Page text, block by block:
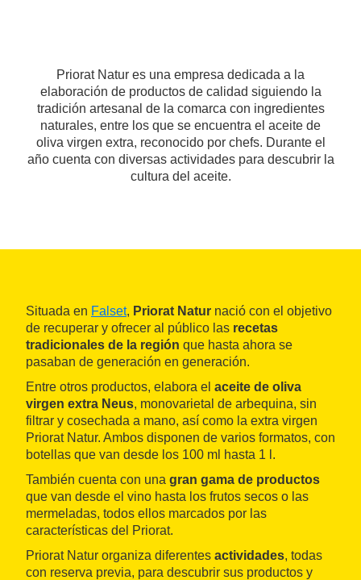
Priorat Natur es una empresa dedicada a la
elaboración de productos de calidad siguiendo la
tradición artesanal de la comarca con ingredientes
naturales, entre los que se encuentra el aceite de
oliva virgen extra, reconocido por chefs. Durante el
año cuenta con diversas actividades para descubrir la
cultura del aceite.
Situada en Falset, Priorat Natur nació con el objetivo
de recuperar y ofrecer al público las recetas
tradicionales de la región que hasta ahora se
pasaban de generación en generación.
Entre otros productos, elabora el aceite de oliva
virgen extra Neus, monovarietal de arbequina, sin
filtrar y cosechada a mano, así como la extra virgen
Priorat Natur. Ambos disponen de varios formatos, con
botellas que van desde los 100 ml hasta 1 l.
También cuenta con una gran gama de productos
que van desde el vino hasta los frutos secos o las
mermeladas, todos ellos marcados por las
características del Priorat.
Priorat Natur organiza diferentes actividades, todas
con reserva previa, para descubrir sus productos y